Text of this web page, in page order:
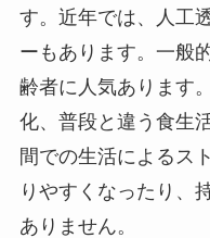
す。近年では、人工
ーもあります。一般
齢者に人気あります
化、普段と違う食生
間での生活によるス
りやすくなったり、
ありません。